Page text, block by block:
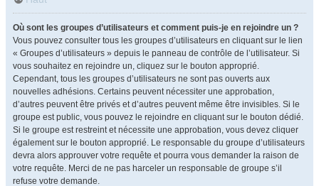
Où sont les groupes d’utilisateurs et comment puis-je en rejoindre un ?
Vous pouvez consulter tous les groupes d’utilisateurs en cliquant sur le lien
« Groupes d’utilisateurs » depuis le panneau de contrôle de l’utilisateur. Si
vous souhaitez en rejoindre un, cliquez sur le bouton approprié.
Cependant, tous les groupes d’utilisateurs ne sont pas ouverts aux
nouvelles adhésions. Certains peuvent nécessiter une approbation,
d’autres peuvent être privés et d’autres peuvent même être invisibles. Si le
groupe est public, vous pouvez le rejoindre en cliquant sur le bouton dédié.
Si le groupe est restreint et nécessite une approbation, vous devez cliquer
également sur le bouton approprié. Le responsable du groupe d’utilisateurs
devra alors approuver votre requête et pourra vous demander la raison de
votre requête. Merci de ne pas harceler un responsable de groupe s’il
refuse votre demande.